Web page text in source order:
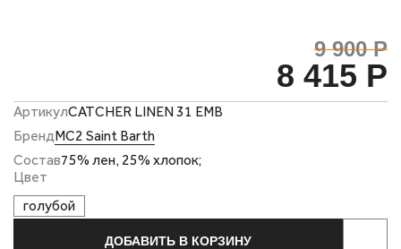
9 900 Р
8 415 Р
АртикулCATCHER LINEN 31 EMB
БрендMC2 Saint Barth
Состав75% лен, 25% хлопок;
Цвет
голубой
ДОБАВИТЬ В КОРЗИНУ